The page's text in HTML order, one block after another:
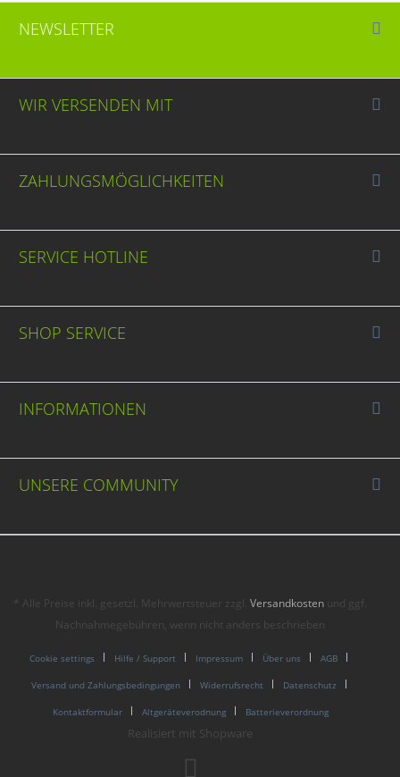
NEWSLETTER
WIR VERSENDEN MIT
ZAHLUNGSMÖGLICHKEITEN
SERVICE HOTLINE
SHOP SERVICE
INFORMATIONEN
UNSERE COMMUNITY
* Alle Preise inkl. gesetzl. Mehrwertsteuer zzgl.Versandkosten und ggf.
Nachnahmegebühren, wenn nicht anders beschrieben
Cookie settings Hilfe / Support Impressum Über uns AGB
Versand und Zahlungsbedingungen Widerrufsrecht Datenschutz
Kontaktformular Altgeräteverodnung Batterieverordnung
Realisiert mit Shopware